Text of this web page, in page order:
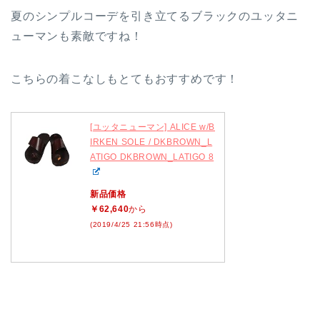
夏のシンプルコーデを引き立てるブラックのユッタニ
ューマンも素敵ですね！
こちらの着こなしもとてもおすすめです！
[ユッタニューマン] ALICE w/B
IRKEN SOLE / DKBROWN_L
ATIGO DKBROWN_LATIGO 8
新品価格
￥62,640から
(2019/4/25 21:56時点)